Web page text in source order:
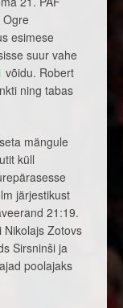
Ogre
esimese
suur vahe
võidu. Robert
ning tabas
mängule
küll
järjestikust
21:19.
Nikolajs Zotovs
Sirsninši ja
poolajaks